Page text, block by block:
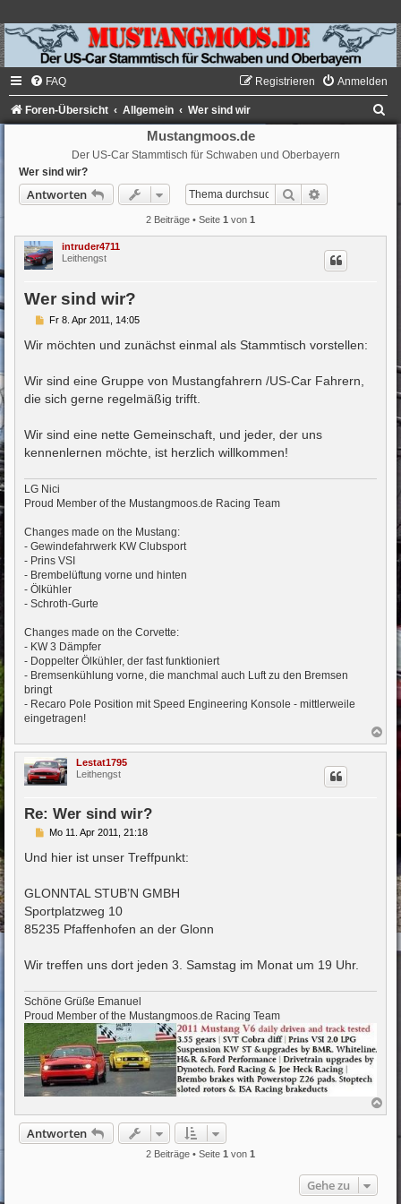
FAQ Anmelden
Registrieren
Foren-Übersicht Allgemein Wer sind wir
Mustangmoos.de
Der US-Car Stammtisch für Schwaben und Oberbayern
Wer sind wir?
Antworten Suche
2 Beiträge • Seite 1 von 1
intruder4711
Leithengst
Wer sind wir?
B
a
g
Fr 8. Apr 2011, 14:05
Wir möchten und zunächst einmal als Stammtisch vorstellen:
Wir sind eine Gruppe von Mustangfahrern /US-Car Fahrern,
die sich gerne regelmäßig trifft.
Wir sind eine nette Gemeinschaft, und jeder, der uns
kennenlernen möchte, ist herzlich willkommen!
LG Nici
Proud Member of the Mustangmoos.de Racing Team
Changes made on the Mustang:
- Gewindefahrwerk KW Clubsport
- Prins VSI
- Brembelüftung vorne und hinten
- Ölkühler
- Schroth-Gurte
Changes made on the Corvette:
- KW 3 Dämpfer
- Doppelter Ölkühler, der fast funktioniert
- Bremsenkühlung vorne, die manchmal auch Luft zu den Bremsen
bringt
- Recaro Pole Position mit Speed Engineering Konsole - mittlerweile
eingetragen!
a
c
Lestat1795
Leithengst
Re: Wer sind wir?
B
i
a
g
Mo 11. Apr 2011, 21:18
Und hier ist unser Treffpunkt:
GLONNTAL STUB’N GMBH
Sportplatzweg 10
85235 Pfaffenhofen an der Glonn
Wir treffen uns dort jeden 3. Samstag im Monat um 19 Uhr.
Schöne Grüße Emanuel
Proud Member of the Mustangmoos.de Racing Team
a
Antworten
2 Beiträge • Seite 1 von 1
Gehe zu